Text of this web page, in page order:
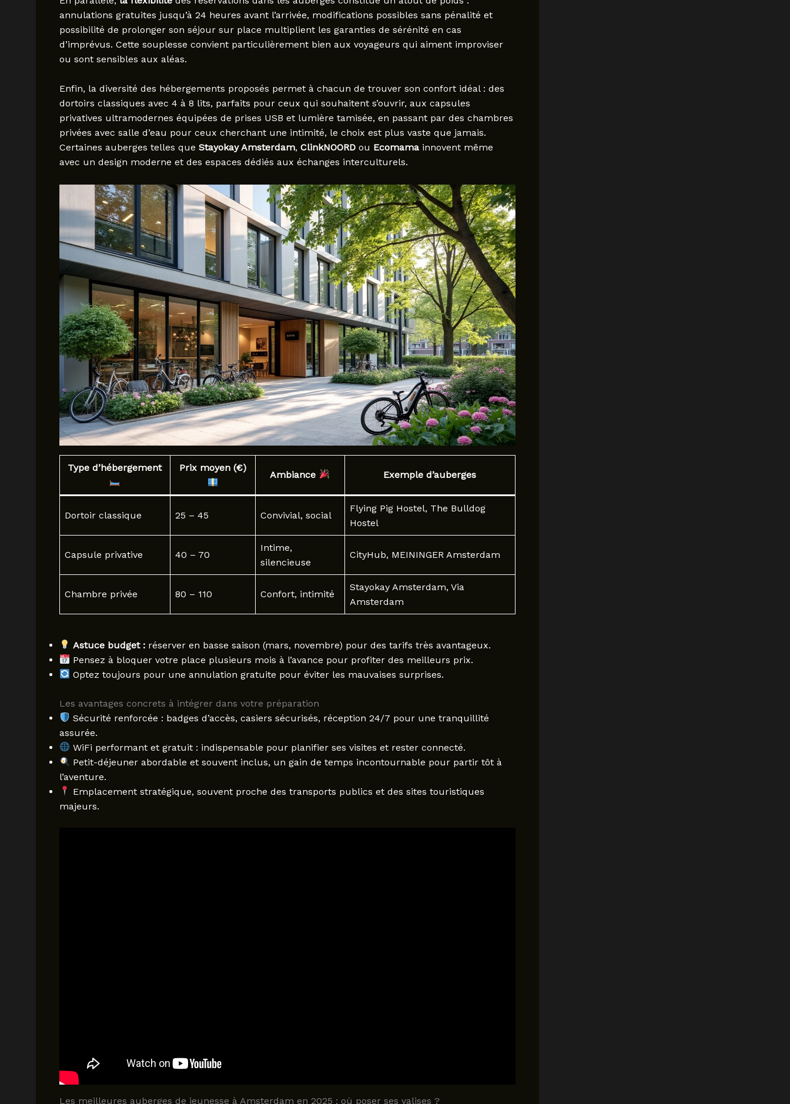
annulations gratuites jusqu’à 24 heures avant l’arrivée, modifications possibles sans pénalité et
possibilité de prolonger son séjour sur place multiplient les garanties de sérénité en cas
d’imprévus. Cette souplesse convient particulièrement bien aux voyageurs qui aiment improviser
ou sont sensibles aux aléas.
Enfin, la diversité des hébergements proposés permet à chacun de trouver son confort idéal : des
dortoirs classiques avec 4 à 8 lits, parfaits pour ceux qui souhaitent s’ouvrir, aux capsules
privatives ultramodernes équipées de prises USB et lumière tamisée, en passant par des chambres
privées avec salle d’eau pour ceux cherchant une intimité, le choix est plus vaste que jamais.
Certaines auberges telles que Stayokay Amsterdam, ClinkNOORDou Ecomamainnovent même
avec un design moderne et des espaces dédiés aux échanges interculturels.
Type d’hébergement Prix moyen (€)
Ambiance Exemple d’auberges
Dortoir classique 25 – 45 Convivial, social
Flying Pig Hostel, The Bulldog
Hostel
Capsule privative 40 – 70
Intime,
silencieuse
CityHub, MEININGER Amsterdam
Chambre privée 80 – 110 Confort, intimité
Stayokay Amsterdam, Via
Amsterdam
Astuce budget :réserver en basse saison (mars, novembre) pour des tarifs très avantageux.
Pensez à bloquer votre place plusieurs mois à l’avance pour profiter des meilleurs prix.
Optez toujours pour une annulation gratuite pour éviter les mauvaises surprises.
Les avantages concrets à intégrer dans votre préparation
Sécurité renforcée : badges d’accès, casiers sécurisés, réception 24/7 pour une tranquillité
assurée.
WiFi performant et gratuit : indispensable pour planifier ses visites et rester connecté.
Petit-déjeuner abordable et souvent inclus, un gain de temps incontournable pour partir tôt à
l’aventure.
Emplacement stratégique, souvent proche des transports publics et des sites touristiques
majeurs.
Les meilleures auberges de jeunesse à Amsterdam en 2025 : où poser ses valises ?